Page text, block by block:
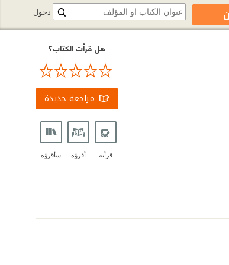
هل قرأت الكتاب؟
مراجعة جديدة
قرأته أقرؤه سأقرؤه
دخول